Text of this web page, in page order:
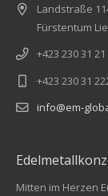
Landstraße
Fürstentum
+423 230 31 21
+423 230 31
info@em-
Mitten im Herzen